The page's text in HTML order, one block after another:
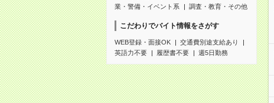
業・警備・イベント系
調査・教育・その他
こだわりでバイト情報をさがす
WEB登録・面接OK
交通費別途支給あり
英語力不要
履歴書不要 週5日勤務